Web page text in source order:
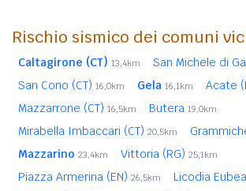
Rischio sismico dei comuni
Caltagirone (CT) 13,4km San Michele di
San Cono (CT) 16,0km Gela 16,1km Acate
Mazzarrone (CT) 16,5km Butera 19,0km
Mirabella Imbaccari (CT) 20,5km
Mazzarino 23,4km Vittoria (RG) 25,1km
Piazza Armerina (EN) 26,5km Licodia